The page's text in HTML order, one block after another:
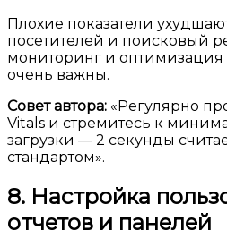
Плохие показатели
посетителей и поисковый
мониторинг и оптимизация
очень важны.
Совет автора: «Регулярно
Vitals и стремитесь к
загрузки — 2 секунды
стандартом».
8. Настройка
отчетов и панелей